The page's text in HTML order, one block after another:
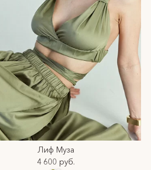
Лиф Муза
4 600 руб.